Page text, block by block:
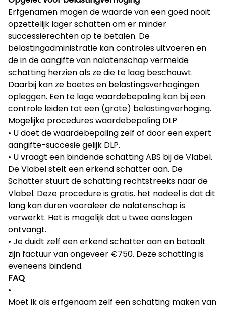
Erfgenamen mogen de waarde van een goed nooit
opzettelijk lager schatten om er minder
successierechten op te betalen. De
belastingadministratie kan controles uitvoeren en
de in de aangifte van nalatenschap vermelde
schatting herzien als ze die te laag beschouwt.
Daarbij kan ze boetes en belastingsverhogingen
opleggen. Een te lage waardebepaling kan bij een
controle leiden tot een (grote) belastingverhoging.
Mogelijke procedures waardebepaling DLP
U doet de waardebepaling zelf of door een expert
aangifte-succesie gelijk DLP.
U vraagt een bindende schatting ABS bij de Vlabel.
De Vlabel stelt een erkend schatter aan. De
Schatter stuurt de schatting rechtstreeks naar de
Vlabel. Deze procedure is gratis. het nadeel is dat dit
lang kan duren vooraleer de nalatenschap is
verwerkt. Het is mogelijk dat u twee aanslagen
ontvangt.
Je duidt zelf een erkend schatter aan en betaalt
zijn factuur van ongeveer €750. Deze schatting is
eveneens bindend.
FAQ
Moet ik als erfgenaam zelf een schatting maken van